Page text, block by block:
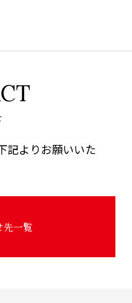
記よりお願いいた
先一覧